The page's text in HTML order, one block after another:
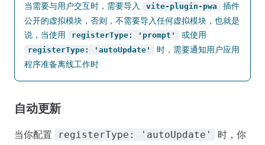
当需要与用户交互时，需要导入
vite-plugin-pwa
插件
公开的虚拟模块，否则，不需要导入任何虚拟模块，也就是
说，当使用
registerType: 'prompt' 或使用
registerType: 'autoUpdate'
时，需要通知用户应用
程序准备离线工作时
自动更新
当你配置 registerType: 'autoUpdate'
时，你